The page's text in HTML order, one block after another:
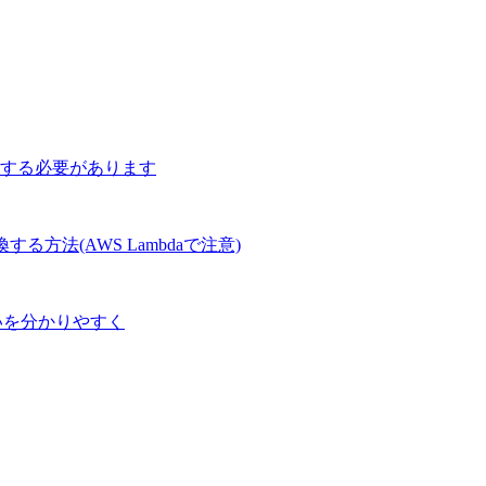
る必要があります
する方法(AWS Lambdaで注意)
分かりやすく